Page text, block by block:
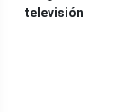
televisión